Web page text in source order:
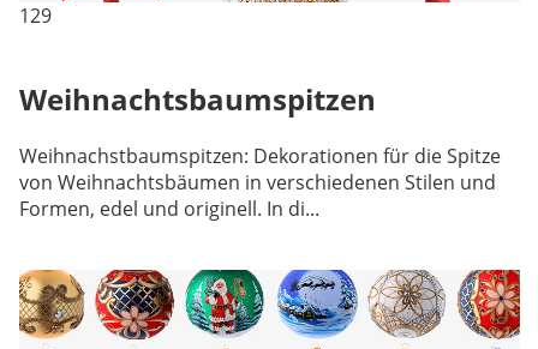
129
Weihnachtsbaumspitzen
Weihnachstbaumspitzen: Dekorationen für die Spitze
von Weihnachtsbäumen in verschiedenen Stilen und
Formen, edel und originell. In di...